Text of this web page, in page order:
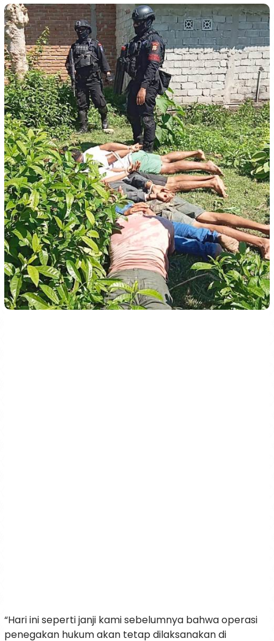
“Hari ini seperti janji kami sebelumnya bahwa operasi
penegakan hukum akan tetap dilaksanakan di